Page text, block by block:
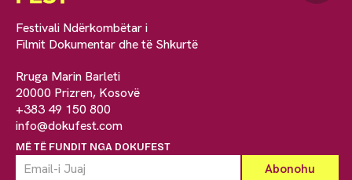
Festivali Ndërkombëtar i
Filmit Dokumentar dhe të Shkurtë
Rruga Marin Barleti
20000 Prizren, Kosovë
+383 49 150 800
info@dokufest.com
MË TË FUNDIT NGA DOKUFEST